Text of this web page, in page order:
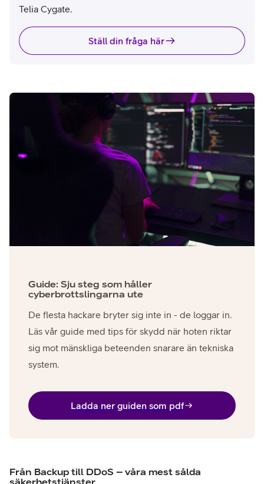
Telia Cygate.
Ställ din fråga här
Guide: Sju steg som håller
cyberbrottslingarna ute
De flesta hackare bryter sig inte in - de loggar in.
Läs vår guide med tips för skydd när hoten riktar
sig mot mänskliga beteenden snarare än tekniska
system.
Ladda ner guiden som pdf
Från Backup till DDoS – våra mest sålda
säkerhetstjänster